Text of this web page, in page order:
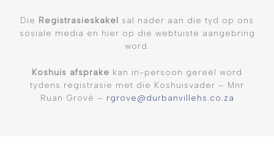
Die Registrasieskakel sal nader aan die tyd op ons
sosiale media en hier op die webtuiste aangebring
word.
Koshuis afsprake kan in-persoon gereël word
tydens registrasie met die Koshuisvader – Mnr
Ruan Grové – rgrove@durbanvillehs.co.za